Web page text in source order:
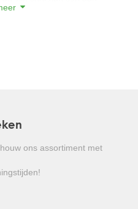
bescherming tegen vraat.
bladerdek van de
voor duurzame groene
boom die de
ons assortiment met